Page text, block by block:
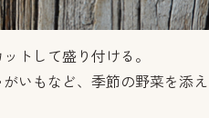
トして盛り付ける。
いもなど、季節の野菜を添え